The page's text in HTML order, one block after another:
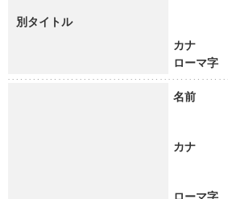
別タイトル
カナ
ローマ字
名前
カナ
ローマ字